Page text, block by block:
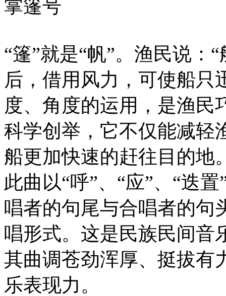
掌篷号
“篷”就是“帆”。渔民说：
后，借用风力，可使船只
度、角度的运用，是渔民
科学创举，它不仅能减轻
船更加快速的赶往目的地
此曲以“呼”、“应”、“迭
唱者的句尾与合唱者的句
唱形式。这是民族民间音
其曲调苍劲浑厚、挺拔有
乐表现力。